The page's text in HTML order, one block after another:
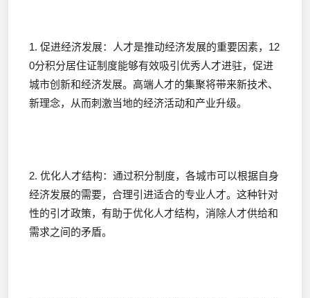
1. 促进经济发展：人才是推动经济发展的重要因素，12
0分积分居住证制度能够有效吸引优秀人才进驻，促进
城市创新和经济发展。高端人才的集聚将带来新技术、
新理念，从而刺激当地的经济活动和产业升级。
2. 优化人才结构：通过积分制度，各城市可以根据自身
经济发展的需要，合理引进适合的专业人才。这种针对
性的引才政策，有助于优化人才结构，消除人才供给和
需求之间的矛盾。